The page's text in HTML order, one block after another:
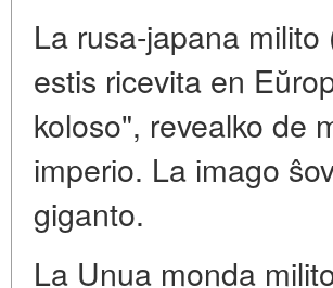
La rusa-japana
estis ricevita en
koloso", revealko de
imperio. La imago
giganto.
La Unua monda